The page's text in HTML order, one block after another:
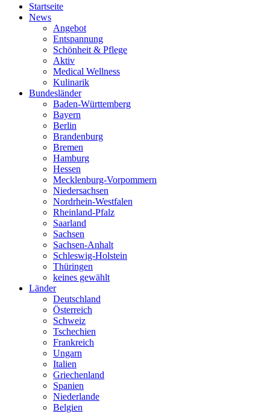
Startseite
News
Angebot
Entspannung
Schönheit & Pflege
Aktiv
Medical Wellness
Kulinarik
Bundesländer
Baden-Württemberg
Bayern
Berlin
Brandenburg
Bremen
Hamburg
Hessen
Mecklenburg-Vorpommern
Niedersachsen
Nordrhein-Westfalen
Rheinland-Pfalz
Saarland
Sachsen
Sachsen-Anhalt
Schleswig-Holstein
Thüringen
keines gewählt
Länder
Deutschland
Österreich
Schweiz
Tschechien
Frankreich
Ungarn
Italien
Griechenland
Spanien
Niederlande
Belgien